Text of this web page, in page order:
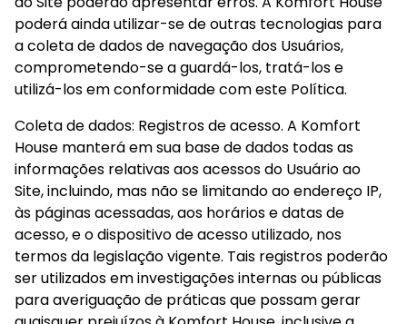
poderá ainda utilizar-se de outras tecnologias para
a coleta de dados de navegação dos Usuários,
comprometendo-se a guardá-los, tratá-los e
utilizá-los em conformidade com este Política.
Coleta de dados: Registros de acesso. A Komfort
House manterá em sua base de dados todas as
informações relativas aos acessos do Usuário ao
Site, incluindo, mas não se limitando ao endereço IP,
às páginas acessadas, aos horários e datas de
acesso, e o dispositivo de acesso utilizado, nos
termos da legislação vigente. Tais registros poderão
ser utilizados em investigações internas ou públicas
para averiguação de práticas que possam gerar